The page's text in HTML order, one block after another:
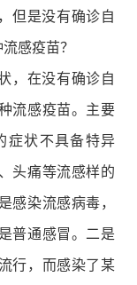
但是没有确诊自
感疫苗？
，在没有确诊自
流感疫苗。主要
症状不具备特异
头痛等流感样的
感染流感病毒，
普通感冒。二是
行，而感染了某